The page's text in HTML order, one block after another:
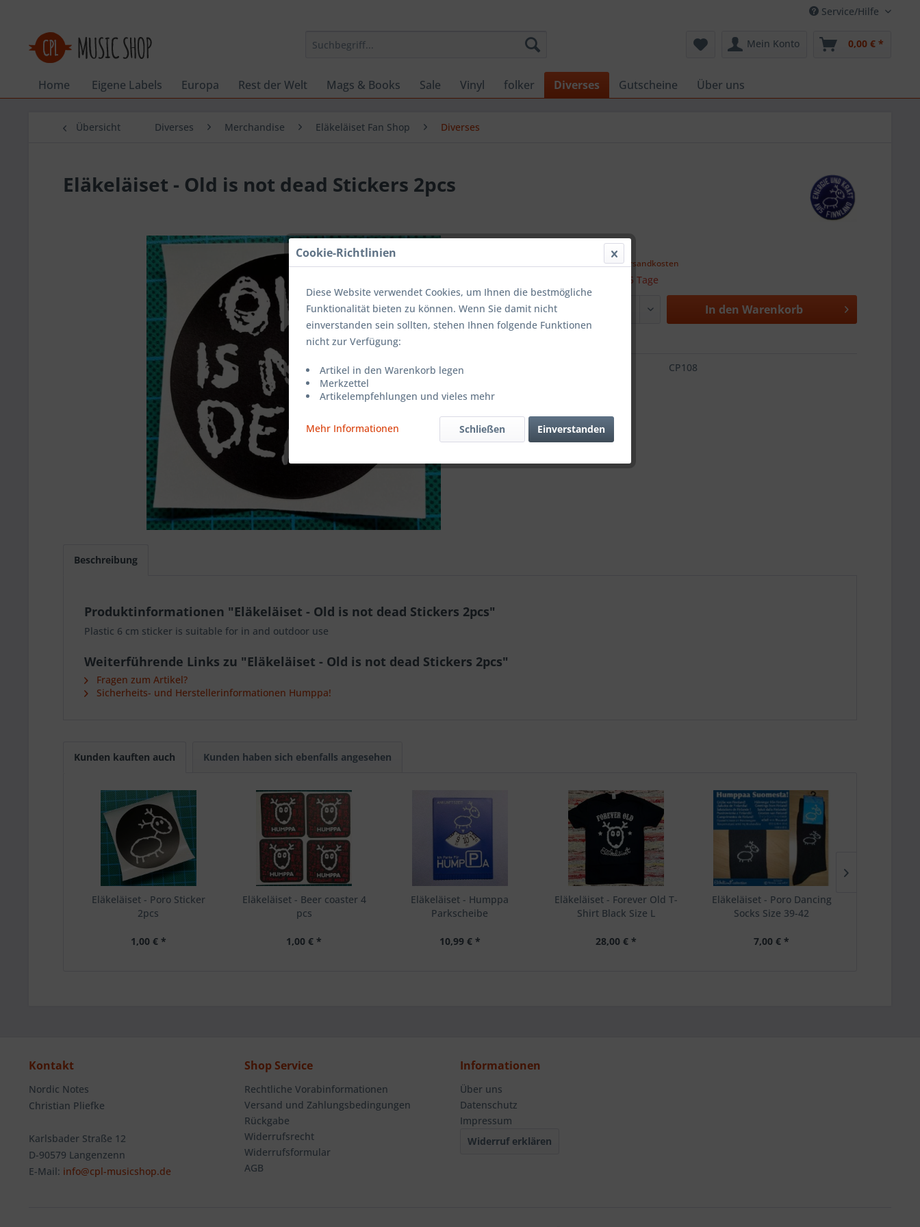
Service/Hilfe
Mein Konto 0,00 € *
Home Eigene Labels Europa Rest der Welt Mags & Books Sale Vinyl folker Diverses Gutscheine Über uns
Übersicht Diverses Merchandise Eläkeläiset Fan Shop Diverses
Eläkeläiset - Old is not dead Stickers 2pcs
1,00 € *
zzgl. Versandkosten
Lieferzeit ca. 5 Tage
In den Warenkorb
CP108
Beschreibung
Produktinformationen "Eläkeläiset - Old is not dead Stickers 2pcs"
Plastic 6 cm sticker is suitable for in and outdoor use
Weiterführende Links zu "Eläkeläiset - Old is not dead Stickers 2pcs"
Fragen zum Artikel?
Sicherheits- und Herstellerinformationen Humppa!
Kunden kauften auch Kunden haben sich ebenfalls angesehen
Eläkeläiset - Poro Sticker
2pcs
1,00 € *
Eläkeläiset - Beer coaster 4
pcs
1,00 € *
Eläkeläiset - Humppa
Parkscheibe
10,99 € *
Eläkeläiset - Forever Old T-
Shirt Black Size L
28,00 € *
Eläkeläiset - Poro Dancing
Socks Size 39-42
7,00 € *
Kontakt
Nordic Notes
Christian Pliefke
Karlsbader Straße 12
D-90579 Langenzenn
E-Mail: info@cpl-musicshop.de
Shop Service
Rechtliche Vorabinformationen
Versand und Zahlungsbedingungen
Rückgabe
Widerrufsrecht
Widerrufsformular
AGB
Informationen
Über uns
Datenschutz
Impressum
Widerruf erklären
Cookie-Richtlinien
Diese Website verwendet Cookies, um Ihnen die bestmögliche
Funktionalität bieten zu können. Wenn Sie damit nicht
einverstanden sein sollten, stehen Ihnen folgende Funktionen
nicht zur Verfügung:
Artikel in den Warenkorb legen
Merkzettel
Artikelempfehlungen und vieles mehr
Mehr Informationen Einverstanden
Schließen